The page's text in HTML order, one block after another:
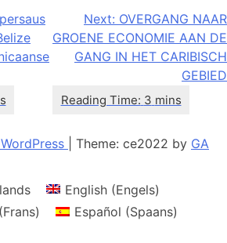
Next: OVERGANG NAAR
GROENE ECONOMIE AAN DE
GANG IN HET CARIBISCH
GEBIED
Theme: ce2022 by GA
English(Engels)
Frans) Español (Spaans)